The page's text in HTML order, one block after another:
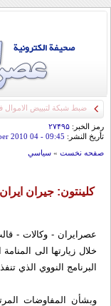
ضبط شبكة لتبييض الاموال
رمز الخبر: ۲۷۴۹۵
تأريخ النشر: 09:45
- 04 December 2010
صفحه نخست » سياسي
كلينتون: جيران
عصرایران - وکالات -
خلال زيارتها الى
البرنامج النووي الذي
وبشأن المفاوضات